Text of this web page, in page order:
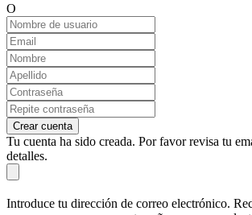
O
Crear cuenta
Tu cuenta ha sido creada. Por favor revisa tu
detalles.
Introduce tu dirección de correo electrónico.